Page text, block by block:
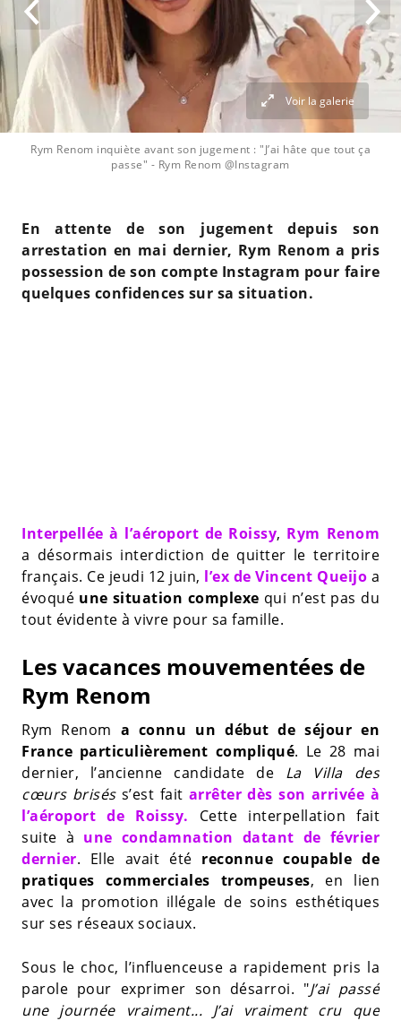
Rym Renom inquiète avant son jugement : "J’ai hâte que tout ça
passe" - Rym Renom @Instagram
Voir la galerie
En attente de son jugement depuis son
arrestation en mai dernier, Rym Renom a pris
possession de son compte Instagram pour faire
quelques confidences sur sa situation.
Interpellée à l’aéroport de Roissy, Rym Renom
a désormais interdiction de quitter le territoire
français. Ce jeudi 12 juin, l’ex de Vincent Queijo a
évoqué une situation complexe qui n’est pas du
tout évidente à vivre pour sa famille.
Les vacances mouvementées de
Rym Renom
Rym Renom a connu un début de séjour en
France particulièrement compliqué. Le 28 mai
dernier, l’ancienne candidate de La Villa des
cœurs briséss’est fait arrêter dès son arrivée à
l’aéroport de Roissy. Cette interpellation fait
suite à une condamnation datant de février
dernier. Elle avait été reconnue coupable de
pratiques commerciales trompeuses, en lien
avec la promotion illégale de soins esthétiques
sur ses réseaux sociaux.
Sous le choc, l’influenceuse a rapidement pris la
parole pour exprimer son désarroi. "J’ai passé
une journée vraiment... J’ai vraiment cru que